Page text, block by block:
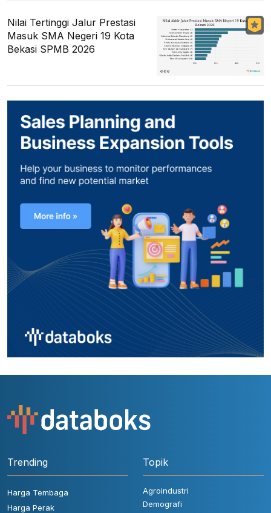
Nilai Tertinggi Jalur Prestasi
Masuk SMA Negeri 19 Kota
Bekasi SPMB 2026
Trending
Harga Tembaga
Harga Perak
Topik
Agroindustri
Demografi